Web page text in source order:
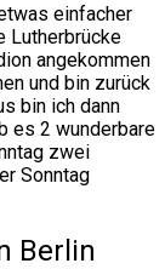
einfacher
Lutherbrücke
angekommen
und bin zurück
bin ich dann
es 2 wunderbare
zwei
Sonntag
Berlin